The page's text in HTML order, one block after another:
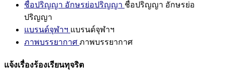
ชื่อปริญญา อักษรย่อปริญญา ชื่อปริญญา อักษรย่อ
ปริญญา
แบรนด์จุฬาฯ แบรนด์จุฬาฯ
ภาพบรรยากาศ ภาพบรรยากาศ
แจ้งเรื่องร้องเรียนทุจริต